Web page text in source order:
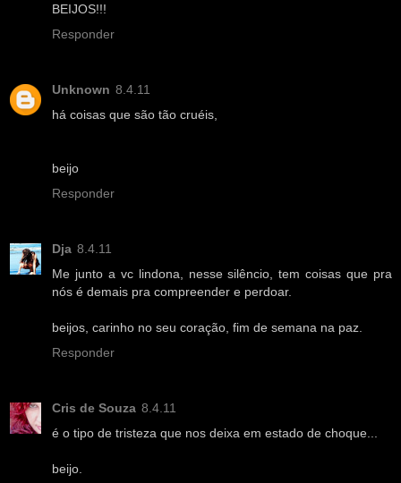
BEIJOS!!!
Responder
Unknown 8.4.11
há coisas que são tão cruéis,
beijo
Responder
Dja 8.4.11
Me junto a vc lindona, nesse silêncio, tem coisas que pra
nós é demais pra compreender e perdoar.
beijos, carinho no seu coração, fim de semana na paz.
Responder
Cris de Souza 8.4.11
é o tipo de tristeza que nos deixa em estado de choque...
beijo.